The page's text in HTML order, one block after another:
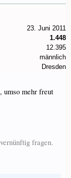
23. Juni 2011
1.448
12.395
männlich
Dresden
umso mehr freut
fragen.